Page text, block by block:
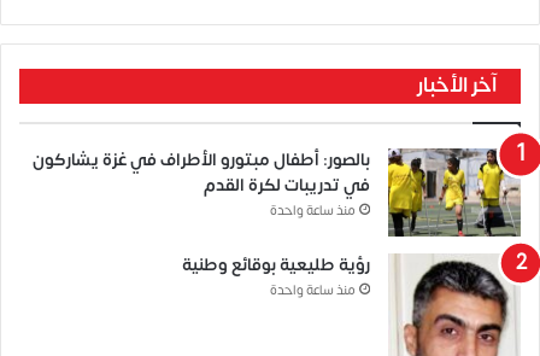
آخر الأخبار
بالصور: أطفال مبتورو الأطراف في غزة يشاركون
في تدريبات لكرة القدم
منذ ساعة واحدة
رؤية طليعية بوقائع وطنية
منذ ساعة واحدة